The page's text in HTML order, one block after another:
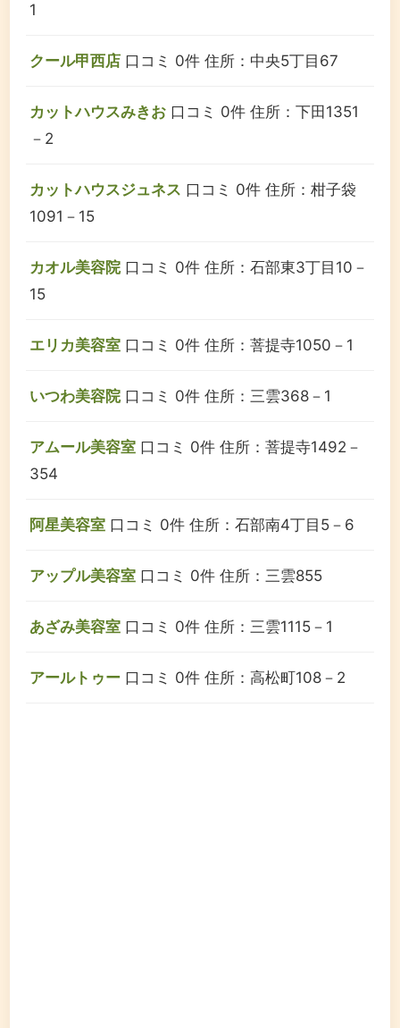
1
クール甲西店 口コミ 0件 住所：中央5丁目67
カットハウスみきお 口コミ 0件 住所：下田1351
－2
カットハウスジュネス 口コミ 0件 住所：柑子袋
1091－15
カオル美容院 口コミ 0件 住所：石部東3丁目10－
15
エリカ美容室 口コミ 0件 住所：菩提寺1050－1
いつわ美容院 口コミ 0件 住所：三雲368－1
アムール美容室 口コミ 0件 住所：菩提寺1492－
354
阿星美容室 口コミ 0件 住所：石部南4丁目5－6
アップル美容室 口コミ 0件 住所：三雲855
あざみ美容室 口コミ 0件 住所：三雲1115－1
アールトゥー 口コミ 0件 住所：高松町108－2